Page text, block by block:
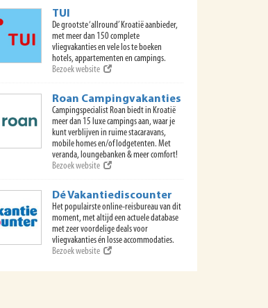
TUI
De grootste ‘allround’ Kroatië aanbieder,
met meer dan 150 complete
vliegvakanties en vele los te boeken
hotels, appartementen en campings.
Bezoek website
Roan Campingvakanties
Campingspecialist Roan biedt in Kroatië
meer dan 15 luxe campings aan, waar je
kunt verblijven in ruime stacaravans,
mobile homes en/of lodgetenten. Met
veranda, loungebanken & meer comfort!
Bezoek website
Dé Vakantiediscounter
Het populairste online-reisbureau van dit
moment, met altijd een actuele database
met zeer voordelige deals voor
vliegvakanties én losse accommodaties.
Bezoek website